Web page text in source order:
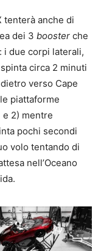
tenterà anche di
dei 3 booster che
i due corpi laterali,
circa 2 minuti
verso Cape
piattaforme
e 2) mentre
pochi secondi
volo tentando di
nell’Oceano